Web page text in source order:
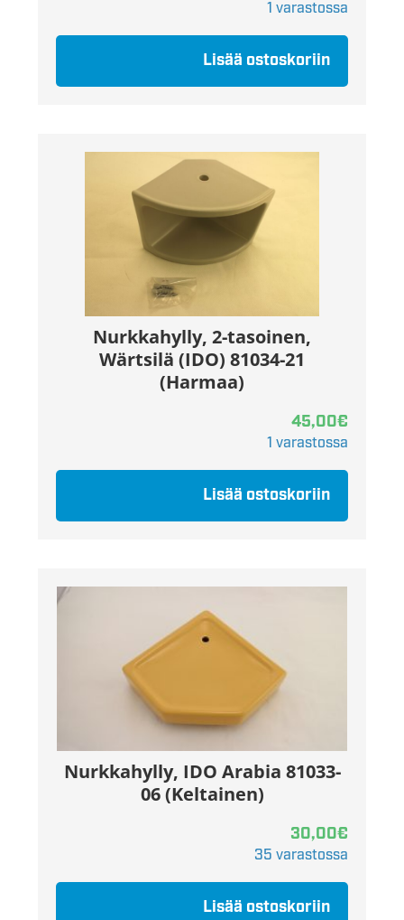
1 varastossa
Lisää ostoskoriin
Nurkkahylly, 2-tasoinen,
Wärtsilä (IDO) 81034-21
(Harmaa)
45,00€
1 varastossa
Lisää ostoskoriin
Nurkkahylly, IDO Arabia 81033-
06 (Keltainen)
30,00€
35 varastossa
Lisää ostoskoriin